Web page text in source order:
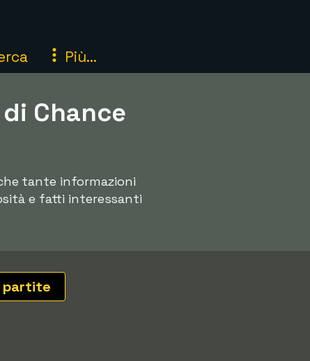
Più...
Chance
tante informazioni
e fatti interessanti
partite